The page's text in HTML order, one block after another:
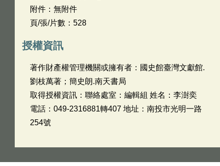
附件：無附件
頁/張/片數：528
授權資訊
著作財產權管理機關或擁有者：國史館臺灣文獻館.
劉枝萬著；簡史朗.南天書局
取得授權資訊：聯絡處室：編輯組 姓名：李澍奕
電話：049-2316881轉407 地址：南投市光明一路
254號